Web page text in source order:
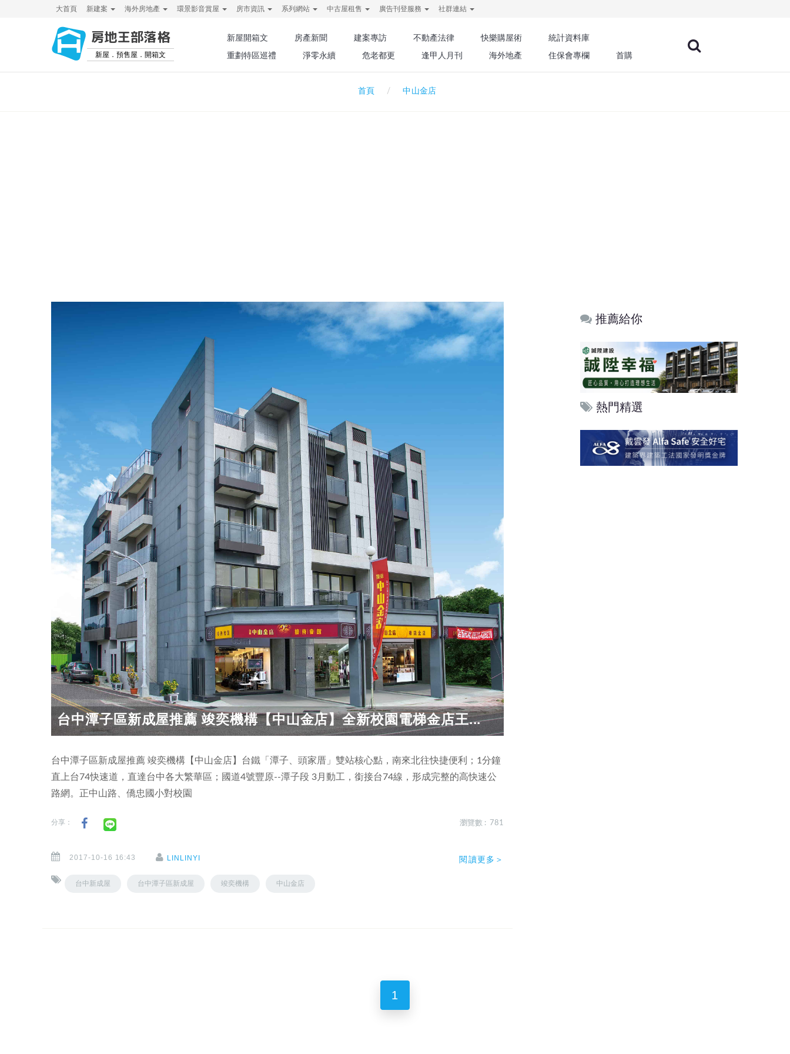
大首頁 新建案 海外房地產 環景影音賞屋 房市資訊 系列網站 中古屋租售 廣告刊登服務 社群連結
房地王部落格
新屋．預售屋．開箱文
新屋開箱文 房產新聞 建案專訪 不動產法律 快樂購屋術
統計資料庫
重劃特區巡禮
淨零永續 危老都更 逢甲人月刊 海外地產 住保會專欄 首購
首頁 中山金店
台中潭子區新成屋推薦 竣奕機構【中山金店】全新校園電梯金店王...
台中潭子區新成屋推薦 竣奕機構【中山金店】台鐵「潭子、頭家厝」雙站核心點，南來北往快捷便利；1分鐘
直上台74快速道，直達台中各大繁華區；國道4號豐原--潭子段 3月動工，銜接台74線，形成完整的高快速公
路網。正中山路、僑忠國小對校園
分享： 瀏覽數 : 781
2017-10-16 16:43 LINLINYI
台中新成屋 台中潭子區新成屋 竣奕機構 中山金店
閱讀更多＞
推薦給你
熱門精選
1